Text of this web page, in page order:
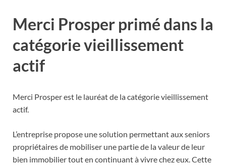
Merci Prosper primé dans la
catégorie vieillissement
actif
Merci Prosper est le lauréat de la catégorie vieillissement
actif.
L’entreprise propose une solution permettant aux seniors
propriétaires de mobiliser une partie de la valeur de leur
bien immobilier tout en continuant à vivre chez eux. Cette